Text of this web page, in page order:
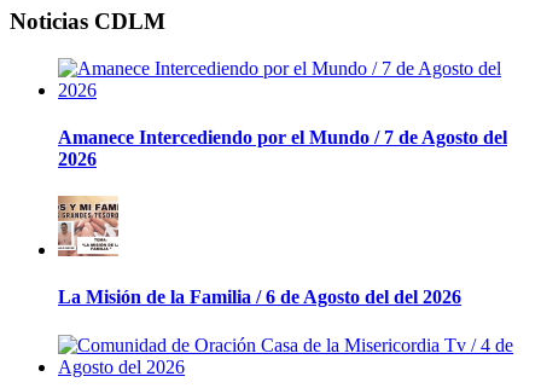
Noticias CDLM
Amanece Intercediendo por el Mundo / 7 de Agosto del
2026
La Misión de la Familia / 6 de Agosto del del 2026